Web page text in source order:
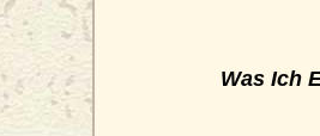
Was Ich